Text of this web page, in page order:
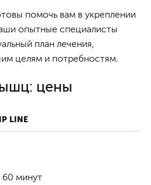
помочь вам в укреплении
опытные специалисты
план лечения,
целям и потребностям.
цены
LINE
60 минут